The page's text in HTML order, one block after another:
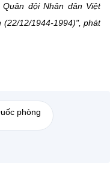
đội Nhân dân Việt
(22/12/1944-1994)", phát
phòng